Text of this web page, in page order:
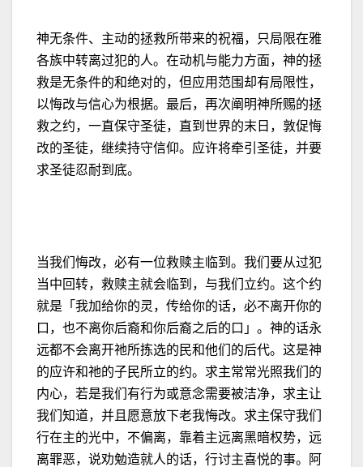
神无条件、主动的拯救所带来的祝福，只局限在雅
各族中转离过犯的人。在动机与能力方面，神的拯
救是无条件的和绝对的，但应用范围却有局限性，
以悔改与信心为根据。最后，再次阐明神所赐的拯
救之约，一直保守圣徒，直到世界的末日，敦促悔
改的圣徒，继续持守信仰。应许将牵引圣徒，并要
求圣徒忍耐到底。
当我们悔改，必有一位救赎主临到。我们要从过犯
当中回转，救赎主就会临到，与我们立约。这个约
就是「我加给你的灵，传给你的话，必不离开你的
口，也不离你后裔和你后裔之后的口」。神的话永
远都不会离开祂所拣选的民和他们的后代。这是神
的应许和祂的子民所立的约。求主常常光照我们的
内心，若是我们有行为或意念需要被洁净，求主让
我们知道，并且愿意放下老我悔改。求主保守我们
行在主的光中，不偏离，靠着主远离黑暗权势，远
离罪恶，说劝勉造就人的话，行讨主喜悦的事。阿